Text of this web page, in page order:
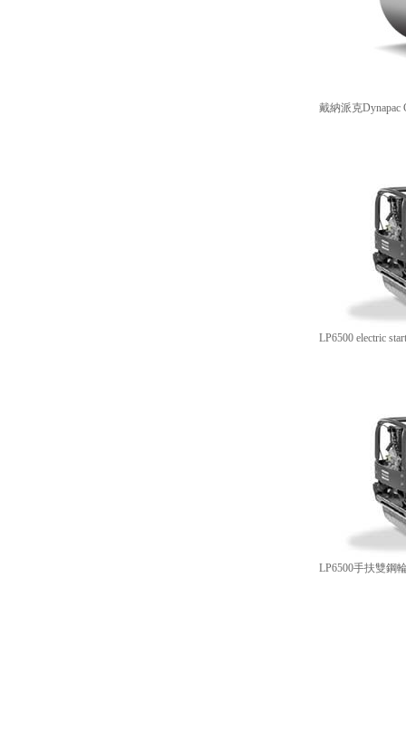
戴納派克Dynapac
LP6500 electric
LP6500手扶雙鋼